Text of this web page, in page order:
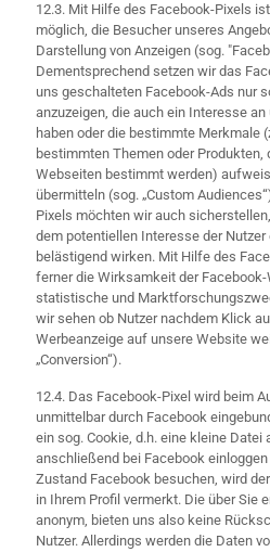
12.3. Mit Hilfe des Facebook-Pixels
möglich, die Besucher unseres
Darstellung von Anzeigen (sog.
Dementsprechend setzen wir das
uns geschalteten Facebook-Ads nur
anzuzeigen, die auch ein Interesse
haben oder die bestimmte Merkmale
bestimmten Themen oder Produkten,
Webseiten bestimmt werden)
übermitteln (sog. „Custom
Pixels möchten wir auch
dem potentiellen Interesse der
belästigend wirken. Mit Hilfe des
ferner die Wirksamkeit der
statistische und
wir sehen ob Nutzer nachdem Klick
Werbeanzeige auf unsere Website
„Conversion“).
12.4. Das Facebook-Pixel wird beim
unmittelbar durch Facebook
ein sog. Cookie, d.h. eine kleine
anschließend bei Facebook
Zustand Facebook besuchen, wird
in Ihrem Profil vermerkt. Die über Sie
anonym, bieten uns also keine
Nutzer. Allerdings werden die Daten